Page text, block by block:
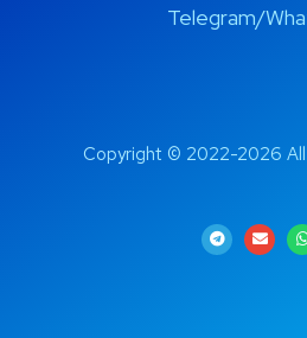
Telegram/
Copyright © 2022-2026 All